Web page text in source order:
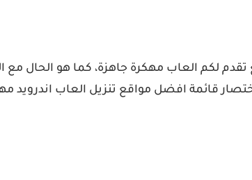
تقدم لكم العاب مهكرة جاهزة، كما هو الحال مع
قائمة افضل مواقع تنزيل العاب اندرويد